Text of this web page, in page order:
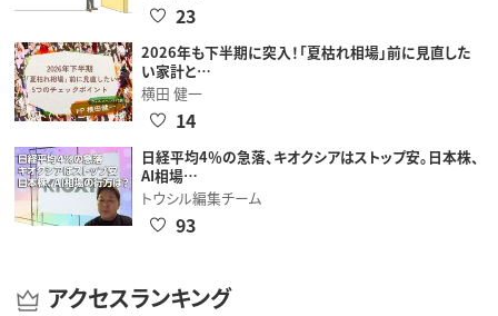
23
2026年も下半期に突入！「夏枯れ相場」前に見直した
い家計と…
横田 健一
14
日経平均4％の急落、キオクシアはストップ安。日本株、
AI相場…
トウシル編集チーム
93
アクセスランキング